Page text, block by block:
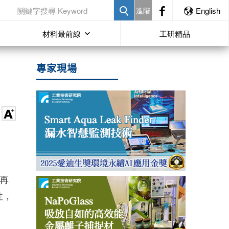
進階 English
材料最前線 工研精品
專家現場